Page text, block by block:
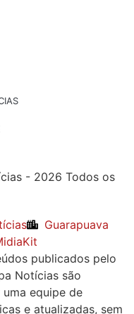
- 2026 Todos os
Guarapuava
publicados pelo
Notícias são
equipe de
e atualizadas, sem